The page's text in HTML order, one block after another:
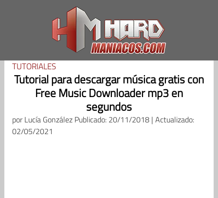
TUTORIALES
Tutorial para descargar música gratis con
Free Music Downloader mp3 en
segundos
porLucía González Publicado: 20/11/2018 | Actualizado:
02/05/2021